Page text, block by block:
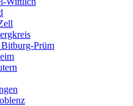
Prüm